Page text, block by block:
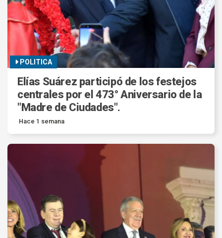
POLITICA
Elías Suárez participó de los festejos
centrales por el 473° Aniversario de la
"Madre de Ciudades".
Hace 1 semana